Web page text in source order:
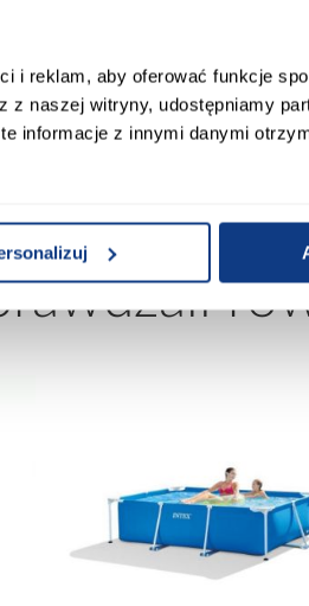
i reklam, aby oferować funkcje
naszej witryny, udostępniamy
informacje z innymi danymi
Wykończenie korpusu: